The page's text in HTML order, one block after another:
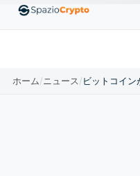
$0.9991↑0.00% BNBBNB
ホーム/ニュース/